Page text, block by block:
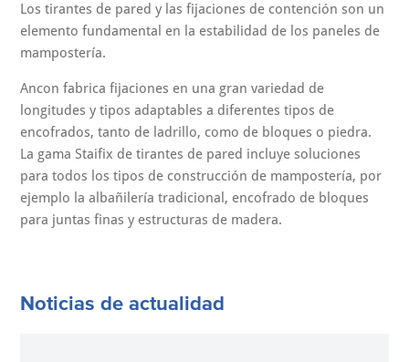
Los tirantes de pared y las fijaciones de contención son un
elemento fundamental en la estabilidad de los paneles de
mampostería.
Ancon fabrica fijaciones en una gran variedad de
longitudes y tipos adaptables a diferentes tipos de
encofrados, tanto de ladrillo, como de bloques o piedra.
La gama Staifix de tirantes de pared incluye soluciones
para todos los tipos de construcción de mampostería, por
ejemplo la albañilería tradicional, encofrado de bloques
para juntas finas y estructuras de madera.
Noticias de actualidad